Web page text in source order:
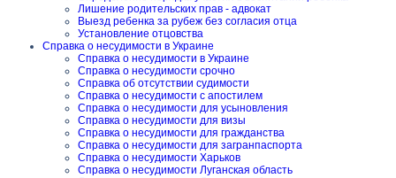
Лишение родительских прав - адвокат
Выезд ребенка за рубеж без согласия отца
Установление отцовства
Справка о несудимости в Украине
Справка о несудимости в Украине
Справка о несудимости срочно
Справка об отсутствии судимости
Справка о несудимости с апостилем
Справка о несудимости для усыновления
Справка о несудимости для визы
Справка о несудимости для гражданства
Справка о несудимости для загранпаспорта
Справка о несудимости Харьков
Справка о несудимости Луганская область